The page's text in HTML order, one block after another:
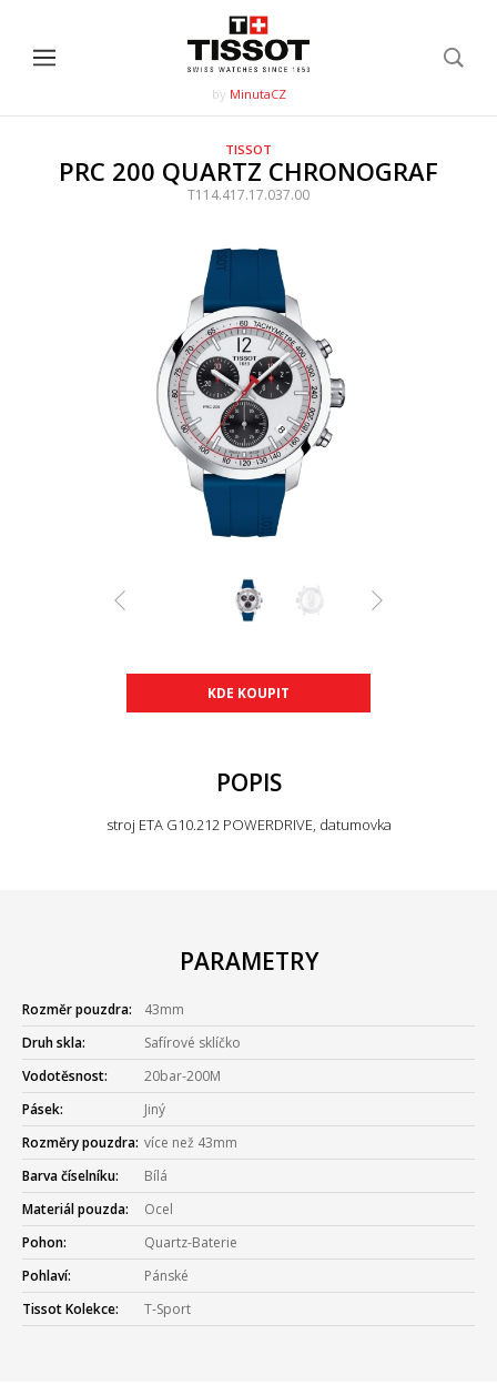
by MinutaCZ
TISSOT
PRC 200 QUARTZ CHRONOGRAF
T114.417.17.037.00
KDE KOUPIT
POPIS
stroj ETA G10.212 POWERDRIVE, datumovka
PARAMETRY
Rozměr pouzdra:
43mm
Druh skla:
Safírové sklíčko
Vodotěsnost:
20bar-200M
Pásek:
Jiný
Rozměry pouzdra: více než 43mm
Barva číselníku:
Bílá
Materiál pouzda:
Ocel
Pohon:
Quartz-Baterie
Pohlaví:
Pánské
Tissot Kolekce:
T-Sport